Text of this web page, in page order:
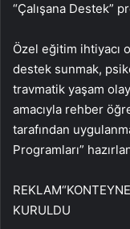
“Çalışana Destek”
Özel eğitim ihtiyacı
destek sunmak,
travmatik yaşam
amacıyla rehber
tarafından
Programları”
REKLAM
KURULDU